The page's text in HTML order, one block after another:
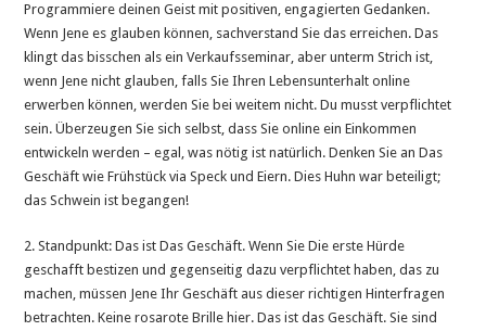
Programmiere deinen Geist mit positiven, engagierten Gedanken.
Wenn Jene es glauben können, sachverstand Sie das erreichen. Das
klingt das bisschen als ein Verkaufsseminar, aber unterm Strich ist,
wenn Jene nicht glauben, falls Sie Ihren Lebensunterhalt online
erwerben können, werden Sie bei weitem nicht. Du musst verpflichtet
sein. Überzeugen Sie sich selbst, dass Sie online ein Einkommen
entwickeln werden – egal, was nötig ist natürlich. Denken Sie an Das
Geschäft wie Frühstück via Speck und Eiern. Dies Huhn war beteiligt;
das Schwein ist begangen!
2. Standpunkt: Das ist Das Geschäft. Wenn Sie Die erste Hürde
geschafft bestizen und gegenseitig dazu verpflichtet haben, das zu
machen, müssen Jene Ihr Geschäft aus dieser richtigen Hinterfragen
betrachten. Keine rosarote Brille hier. Das ist das Geschäft. Sie sind